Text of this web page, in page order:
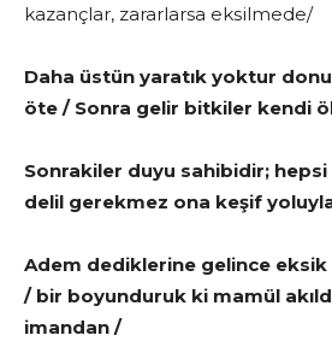
kazançlar, zararlarsa eksilmede/
Daha üstün yaratık yoktur
öte / Sonra gelir bitkiler kendi
Sonrakiler duyu sahibidir;
delil gerekmez ona keşif
Adem dediklerine gelince
/ bir boyunduruk ki mamül
imandan /